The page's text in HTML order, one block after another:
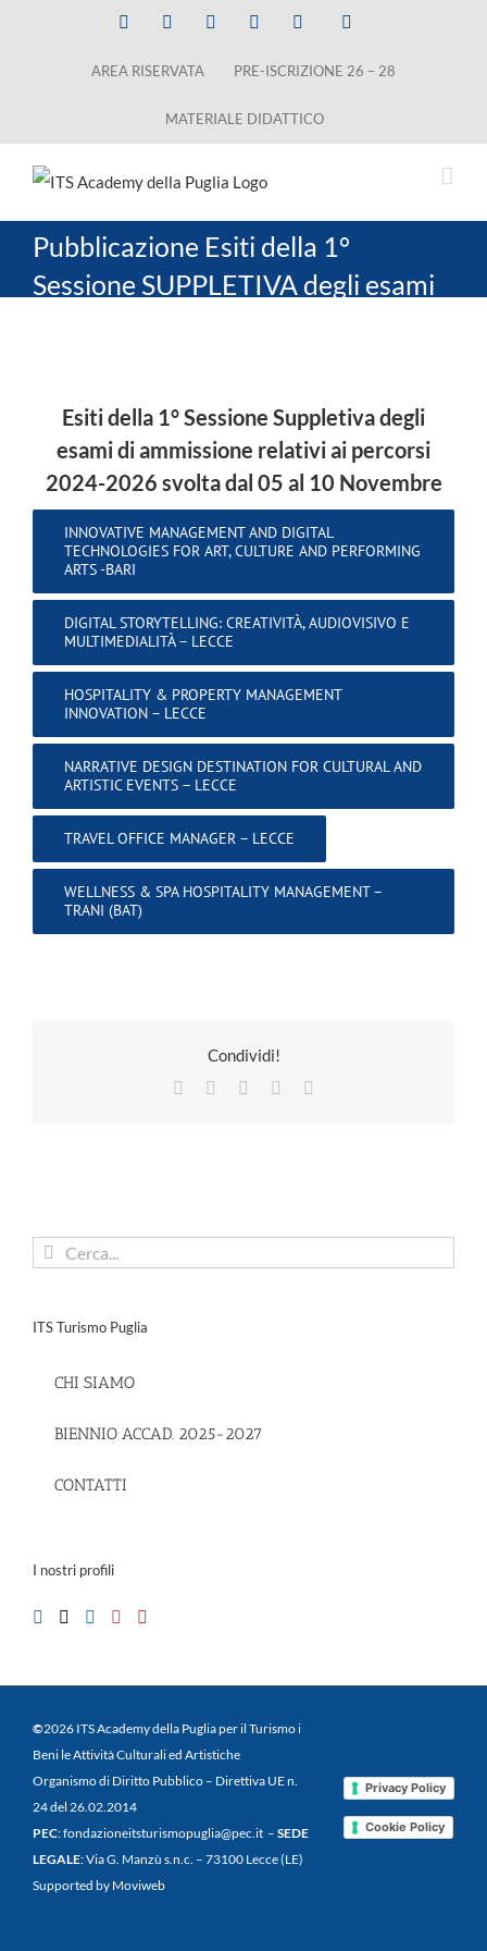
Facebook LinkedInInstagramYouTube
AREA RISERVATA PRE-ISCRIZIONE 26 – 28
MATERIALE DIDATTICO
Pubblicazione Esiti della 1°
Sessione SUPPLETIVA degli esami
immagine
Esiti della 1° Sessione Suppletiva degli
esami di ammissione relativi ai percorsi
2024-2026 svolta dal 05 al 10 Novembre
INNOVATIVE MANAGEMENT AND DIGITAL
TECHNOLOGIES FOR ART, CULTURE AND PERFORMING
ARTS -BARI
DIGITAL STORYTELLING: CREATIVITÀ, AUDIOVISIVO E
MULTIMEDIALITÀ – LECCE
HOSPITALITY & PROPERTY MANAGEMENT
INNOVATION – LECCE
NARRATIVE DESIGN DESTINATION FOR CULTURAL AND
ARTISTIC EVENTS – LECCE
TRAVEL OFFICE MANAGER – LECCE
WELLNESS & SPA HOSPITALITY MANAGEMENT –
TRANI (BAT)
Condividi!
Facebook LinkedInPinterest
Cerca
ITS Turismo Puglia
CHI SIAMO
BIENNIO ACCAD. 2025-2027
CONTATTI
I nostri profili
©2026 ITS Academy della Puglia per il Turismo i
Beni le Attività Culturali ed Artistiche
Organismo di Diritto Pubblico – Direttiva UE n.
24 del 26.02.2014
PEC: fondazioneitsturismopuglia@pec.it – SEDE
LEGALE: Via G. Manzù s.n.c. – 73100 Lecce (LE)
Supported by Moviweb
Privacy Policy
Cookie Policy